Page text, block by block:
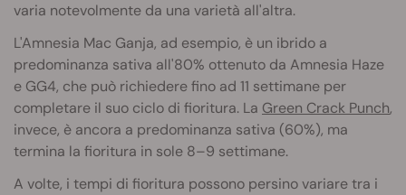
varia notevolmente da una varietà all'altra.
L'Amnesia Mac Ganja, ad esempio, è un ibrido a
predominanza sativa all'80% ottenuto da Amnesia Haze
e GG4, che può richiedere fino ad 11 settimane per
completare il suo ciclo di fioritura. La Green Crack Punch,
invece, è ancora a predominanza sativa (60%), ma
termina la fioritura in sole 8–9 settimane.
A volte, i tempi di fioritura possono persino variare tra i